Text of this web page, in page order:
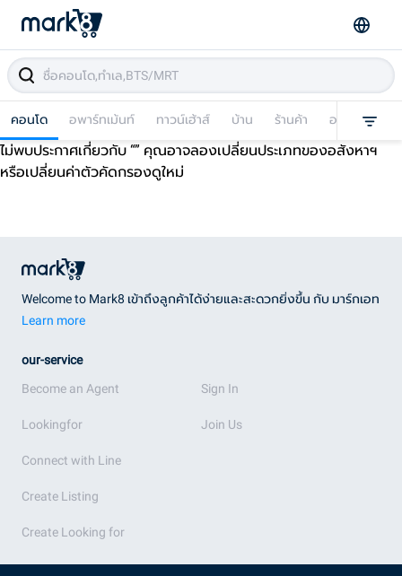
คอนโด อพาร์ทเม้นท์ ทาวน์เฮ้าส์ บ้าน ร้านค้า อาคารพาณิช
ไม่พบประกาศเกี่ยวกับ “” คุณอาจลองเปลี่ยนประเภทของอสังหาฯ
หรือเปลี่ยนค่าตัวคัดกรองดูใหม่
Welcome to Mark8 เข้าถึงลูกค้าได้ง่ายและสะดวกยิ่งขึ้น กับ มาร์กเอท
Learn more
our-service
Become an Agent
Lookingfor
Connect with Line
Create Listing
Create Looking for
Sign In
Join Us